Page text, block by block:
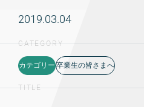
2019.03.04
CATEGORY
カテゴリー 卒業生の皆さまへ
TITLE